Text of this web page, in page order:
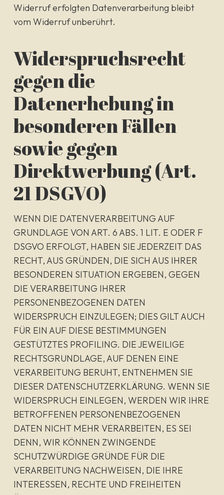
Widerruf erfolgten Datenverarbeitung bleibt
vom Widerruf unberührt.
Widerspruchsrecht
gegen die
Datenerhebung in
besonderen Fällen
sowie gegen
Direktwerbung (Art.
21 DSGVO)
WENN DIE DATENVERARBEITUNG AUF
GRUNDLAGE VON ART. 6 ABS. 1 LIT. E ODER F
DSGVO ERFOLGT, HABEN SIE JEDERZEIT DAS
RECHT, AUS GRÜNDEN, DIE SICH AUS IHRER
BESONDEREN SITUATION ERGEBEN, GEGEN
DIE VERARBEITUNG IHRER
PERSONENBEZOGENEN DATEN
WIDERSPRUCH EINZULEGEN; DIES GILT AUCH
FÜR EIN AUF DIESE BESTIMMUNGEN
GESTÜTZTES PROFILING. DIE JEWEILIGE
RECHTSGRUNDLAGE, AUF DENEN EINE
VERARBEITUNG BERUHT, ENTNEHMEN SIE
DIESER DATENSCHUTZERKLÄRUNG. WENN SIE
WIDERSPRUCH EINLEGEN, WERDEN WIR IHRE
BETROFFENEN PERSONENBEZOGENEN
DATEN NICHT MEHR VERARBEITEN, ES SEI
DENN, WIR KÖNNEN ZWINGENDE
SCHUTZWÜRDIGE GRÜNDE FÜR DIE
VERARBEITUNG NACHWEISEN, DIE IHRE
INTERESSEN, RECHTE UND FREIHEITEN